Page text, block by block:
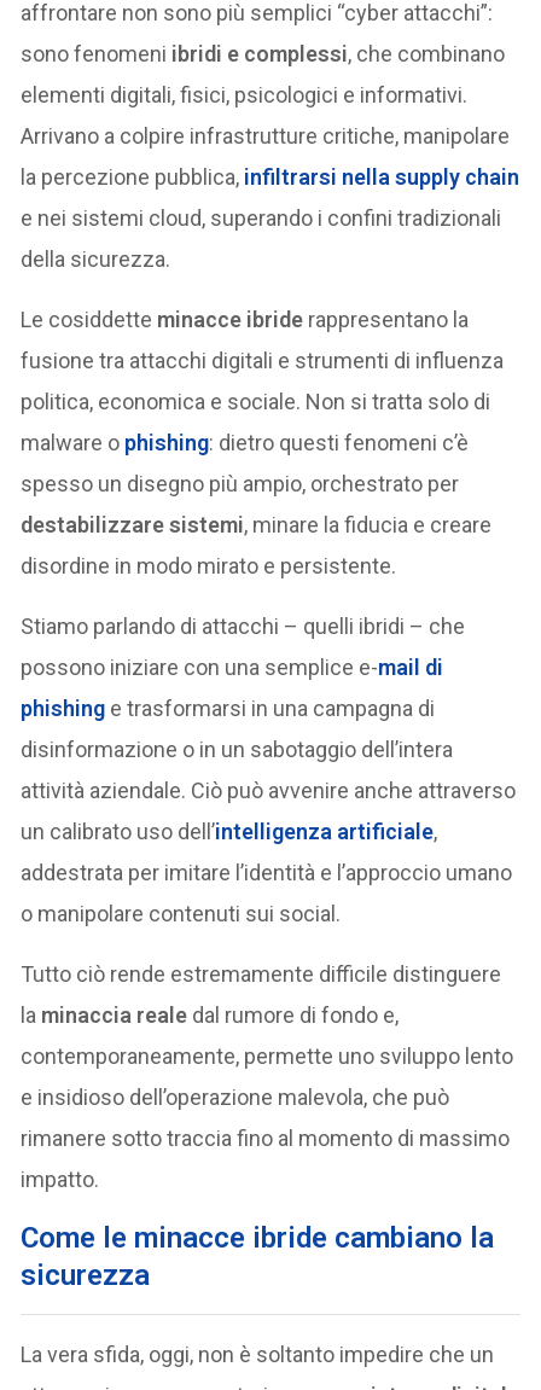
affrontare non sono più semplici “cyber attacchi”:
sono fenomeni ibridi e complessi, che combinano
elementi digitali, fisici, psicologici e informativi.
Arrivano a colpire infrastrutture critiche, manipolare
la percezione pubblica, infiltrarsi nella supply chain
e nei sistemi cloud, superando i confini tradizionali
della sicurezza.
Le cosiddette minacce ibride rappresentano la
fusione tra attacchi digitali e strumenti di influenza
politica, economica e sociale. Non si tratta solo di
malware o phishing: dietro questi fenomeni c’è
spesso un disegno più ampio, orchestrato per
destabilizzare sistemi, minare la fiducia e creare
disordine in modo mirato e persistente.
Stiamo parlando di attacchi – quelli ibridi – che
possono iniziare con una semplice e-mail di
phishing e trasformarsi in una campagna di
disinformazione o in un sabotaggio dell’intera
attività aziendale. Ciò può avvenire anche attraverso
un calibrato uso dell’intelligenza artificiale,
addestrata per imitare l’identità e l’approccio umano
o manipolare contenuti sui social.
Tutto ciò rende estremamente difficile distinguere
la minaccia reale dal rumore di fondo e,
contemporaneamente, permette uno sviluppo lento
e insidioso dell’operazione malevola, che può
rimanere sotto traccia fino al momento di massimo
impatto.
Come le minacce ibride cambiano la
sicurezza
La vera sfida, oggi, non è soltanto impedire che un